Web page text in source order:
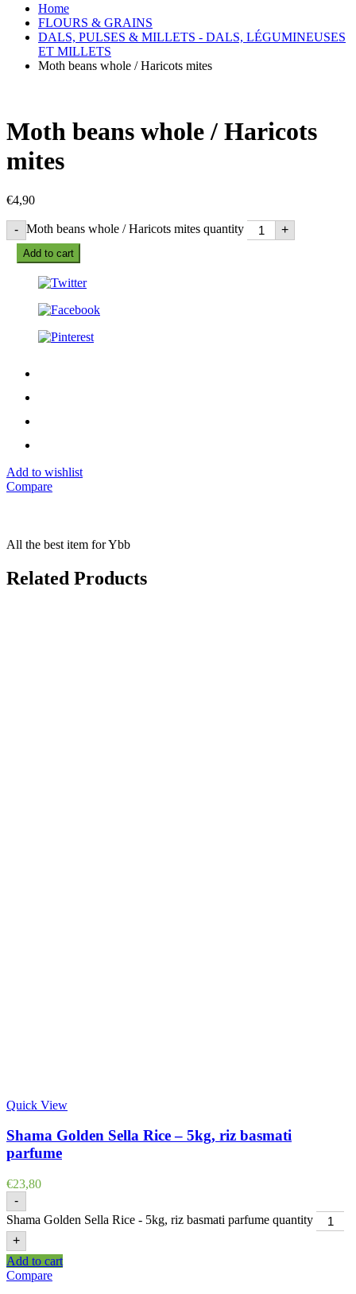
Home
FLOURS & GRAINS
DALS, PULSES & MILLETS - DALS, LÉGUMINEUSES
ET MILLETS
Moth beans whole / Haricots mites
Moth beans whole / Haricots
mites
€4,90
- Moth beans whole / Haricots mites quantity +
Add to cart
Add to wishlist
Compare
All the best item for Ybb
Related Products
Quick View
Shama Golden Sella Rice – 5kg, riz basmati
parfume
€23,80
-
Shama Golden Sella Rice - 5kg, riz basmati parfume quantity
+
Add to cart
Compare